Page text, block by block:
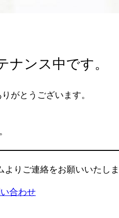
ナンス中です。
がとうございます。
よりご連絡をお願いいたし
合わせ